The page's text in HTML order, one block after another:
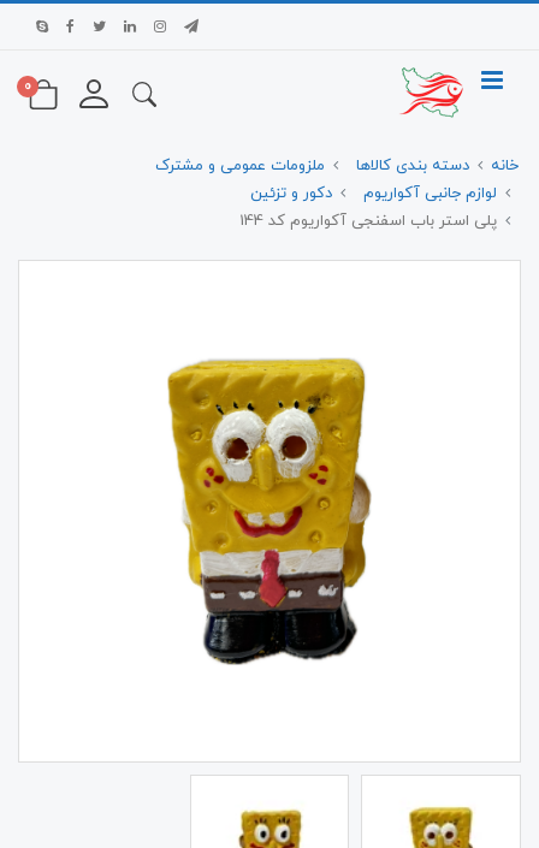
0
خانه دسته بندی کالاها
ملزومات عمومی و مشترک
لوازم جانبی آکواریوم
دکور و تزئین
پلی استر باب اسفنجی آکواریوم کد 144